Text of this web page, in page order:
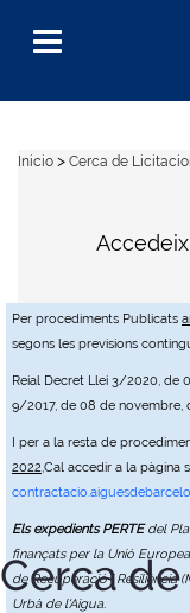
Per procediments Publicats
segons les previsions
Reial Decret Llei 3/2020, de
9/2017, de 08 de novembre,
I per a la resta de
2022,Cal accedir a la pàgina
Els expedients PERTEdel Pla
finançats per la Unió
de Recuperació i Resiliència
Urbà de l'Aigua.
Menu
Inicio > Cerca de
Cerca